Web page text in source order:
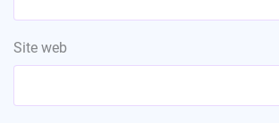
Site web